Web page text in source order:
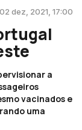
02 dez, 2021, 17:00
a
vacinados e
uma